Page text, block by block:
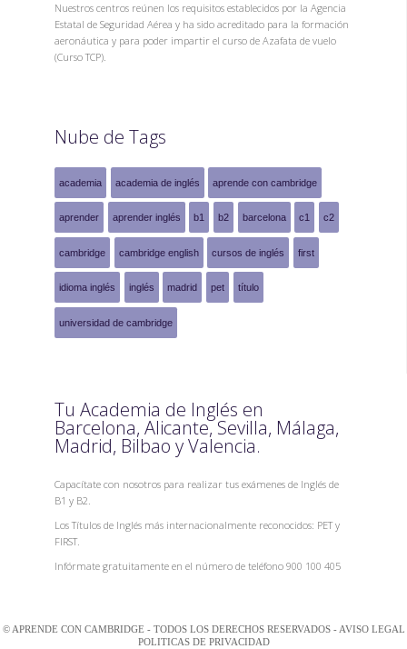
Nuestros centros reúnen los requisitos establecidos por la Agencia
Estatal de Seguridad Aérea y ha sido acreditado para la formación
aeronáutica y para poder impartir el curso de Azafata de vuelo
(Curso TCP).
Nube de Tags
academia academia de inglés aprende con cambridge
aprender aprender inglés b1 b2 barcelona c1 c2
cambridge cambridge english cursos de inglés first
idioma inglés inglés madrid pet título
universidad de cambridge
Tu Academia de Inglés en
Barcelona, Alicante, Sevilla, Málaga,
Madrid, Bilbao y Valencia.
Capacítate con nosotros para realizar tus exámenes de Inglés de
B1 y B2.
Los Títulos de Inglés más internacionalmente reconocidos: PET y
FIRST.
Infórmate gratuitamente en el número de teléfono 900 100 405
© APRENDE CON CAMBRIDGE - TODOS LOS DERECHOS RESERVADOS - AVISO LEGAL
POLITICAS DE PRIVACIDAD